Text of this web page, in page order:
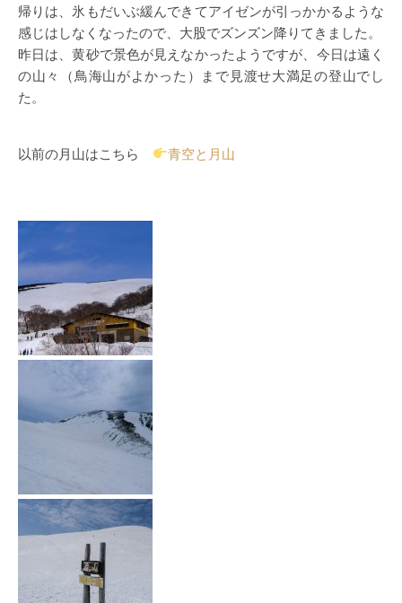
帰りは、氷もだいぶ緩んできてアイゼンが引っかかるような
感じはしなくなったので、大股でズンズン降りてきました。
昨日は、黄砂で景色が見えなかったようですが、今日は遠く
の山々（鳥海山がよかった）まで見渡せ大満足の登山でし
た。
以前の月山はこちら 青空と月山